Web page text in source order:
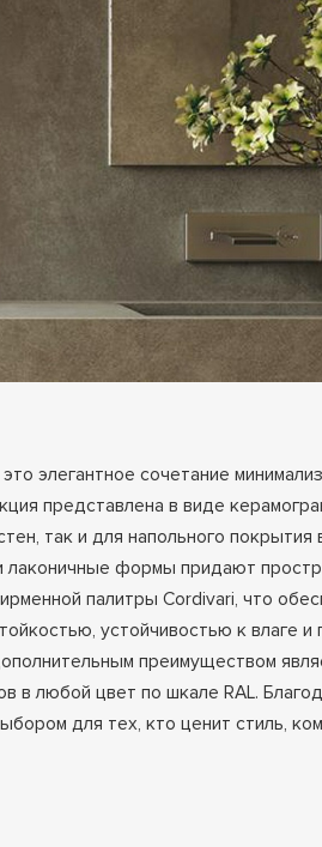
элегантное сочетание
представлена в виде
так и для напольного
формы придают
палитры Cordivari, что
устойчивостью к влаге
преимуществом
в любой цвет по шкале RAL.
для тех, кто ценит стиль,